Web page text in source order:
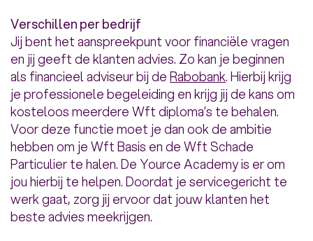
Verschillen per bedrijf
Jij bent het aanspreekpunt voor financiële vragen
en jij geeft de klanten advies. Zo kan je beginnen
als financieel adviseur bij deRabobank. Hierbij krijg
je professionele begeleiding en krijg jij de kans om
kosteloos meerdere Wft diploma’s te behalen.
Voor deze functie moet je dan ook de ambitie
hebben om je Wft Basis en de Wft Schade
Particulier te halen. De Yource Academy is er om
jou hierbij te helpen. Doordat je servicegericht te
werk gaat, zorg jij ervoor dat jouw klanten het
beste advies meekrijgen.